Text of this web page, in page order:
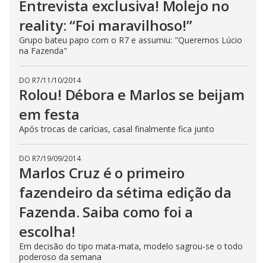
Entrevista exclusiva! Molejo no
reality: “Foi maravilhoso!”
Grupo bateu papo com o R7 e assumiu: "Queremos Lúcio
na Fazenda"
DO R7/11/10/2014
Rolou! Débora e Marlos se beijam
em festa
Após trocas de carícias, casal finalmente fica junto
DO R7/19/09/2014
Marlos Cruz é o primeiro
fazendeiro da sétima edição da
Fazenda. Saiba como foi a
escolha!
Em decisão do tipo mata-mata, modelo sagrou-se o todo
poderoso da semana